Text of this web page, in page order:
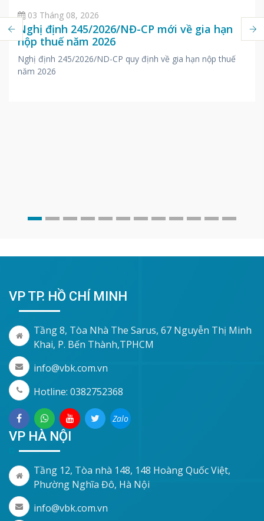
03 Tháng 08, 2026
Nghị định 245/2026/NĐ-CP mới về gia hạn
nộp thuế năm 2026
Nghị định 245/2026/ND-CP quy định về gia hạn nộp thuế
năm 2026
VP TP. HỒ CHÍ MINH
Tầng 8, Tòa Nhà The Sarus, 67 Nguyễn Thị Minh
Khai, P. Bến Thành,TPHCM
info@vbk.com.vn
Hotline: 0382752368
Zalo
VP HÀ NỘI
Tầng 12, Tòa nhà 148, 148 Hoàng Quốc Việt,
Phường Nghĩa Đô, Hà Nội
info@vbk.com.vn